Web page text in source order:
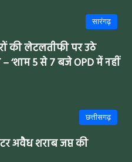
सारंगढ़
की लेटलतीफी पर उठे
‘शाम 5 से 7 बजे OPD में नहीं
छत्तीसगढ़
अवैध शराब जप्त की